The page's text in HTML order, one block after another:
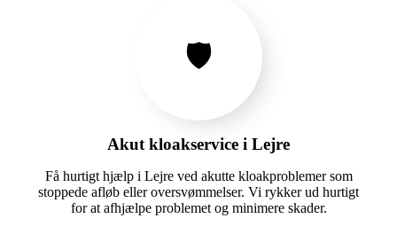
🛡️
Akut kloakservice i Lejre
Få hurtigt hjælp i Lejre ved akutte kloakproblemer som
stoppede afløb eller oversvømmelser. Vi rykker ud hurtigt
for at afhjælpe problemet og minimere skader.